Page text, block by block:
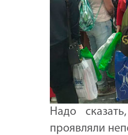
Надо
проявляли